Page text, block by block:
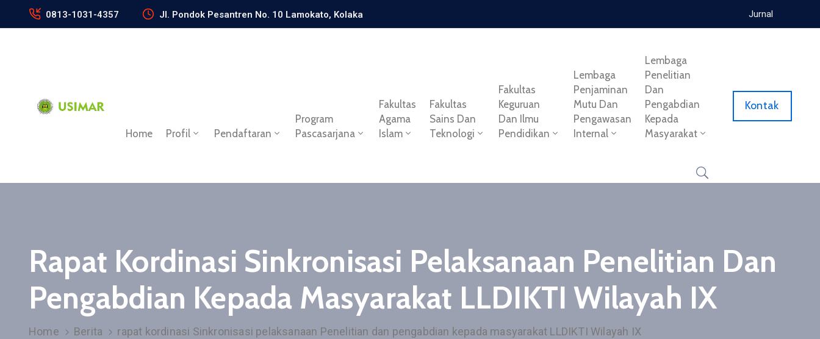
0813-1031-4357 Jl. Pondok Pesantren No. 10 Lamokato, Kolaka Jurnal
Home Profil Pendaftaran
Program
Pascasarjana
Fakultas
Agama
Islam
Fakultas
Sains Dan
Teknologi
Fakultas
Keguruan
Dan Ilmu
Pendidikan
Lembaga
Penjaminan
Mutu Dan
Pengawasan
Internal
Lembaga
Penelitian
Dan
Pengabdian
Kepada
Masyarakat
Kontak
Rapat Kordinasi Sinkronisasi Pelaksanaan Penelitian Dan
Pengabdian Kepada Masyarakat LLDIKTI Wilayah IX
Home Berita rapat kordinasi Sinkronisasi pelaksanaan Penelitian dan pengabdian kepada masyarakat LLDIKTI Wilayah IX